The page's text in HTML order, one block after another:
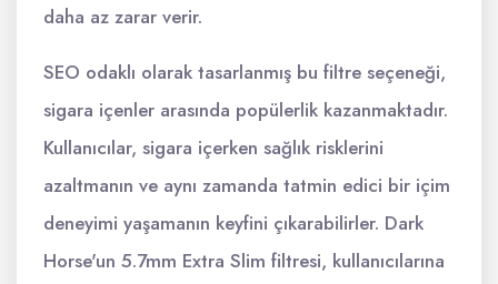
daha az zarar verir.
SEO odaklı olarak tasarlanmış bu filtre seçeneği,
sigara içenler arasında popülerlik kazanmaktadır.
Kullanıcılar, sigara içerken sağlık risklerini
azaltmanın ve aynı zamanda tatmin edici bir içim
deneyimi yaşamanın keyfini çıkarabilirler. Dark
Horse'un 5.7mm Extra Slim filtresi, kullanıcılarına